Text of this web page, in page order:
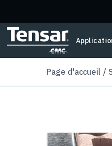
Page d'accueil